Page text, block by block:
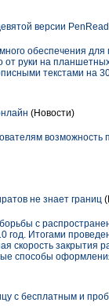
версии
обеспечения
от руки на
текстами на
(Новости)
не знает границ
с
год. Итогами
скорость закрытия
способы
с бесплатным и